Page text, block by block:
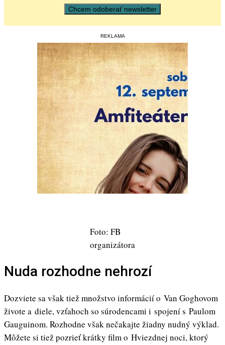
REKLAMA
Foto: FB
organizátora
Nuda rozhodne nehrozí
Dozviete sa však tiež množstvo informácií o Van Goghovom
živote a diele, vzťahoch so súrodencami i spojení s Paulom
Gauguinom. Rozhodne však nečakajte žiadny nudný výklad.
Môžete si tiež pozrieť krátky film o Hviezdnej noci, ktorý